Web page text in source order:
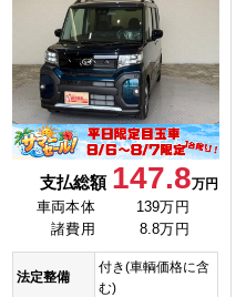
支払総額 147.8万円
車両本体
139万円
諸費用
8.8万円
法定整備
付き(車輌価格に含
む)